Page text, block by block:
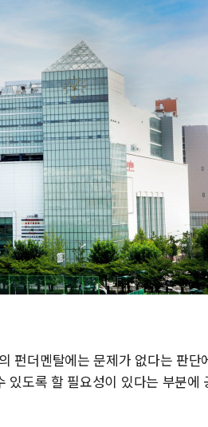
펀더멘탈에는 문제가 없다는 판단
도록 할 필요성이 있다는 부분에